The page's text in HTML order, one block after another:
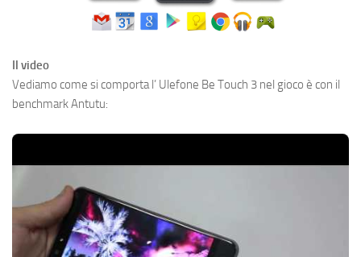
Il video
Vediamo come si comporta l’ Ulefone Be Touch 3 nel gioco è con il
benchmark Antutu: